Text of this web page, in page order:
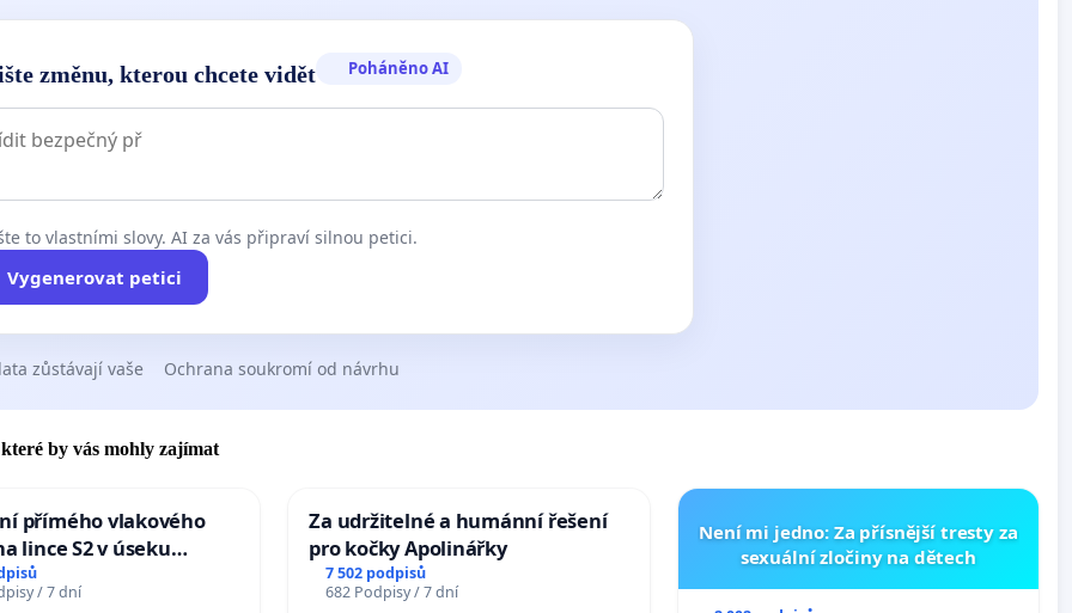
změnu, kterou chcete vidět Poháněno AI
to vlastními slovy. AI za vás připraví silnou petici.
Vygenerovat petici
zůstávají vaše Ochrana soukromí od návrhu
by vás mohly zajímat
přímého vlakového
lince S2 v úseku
Bohumín – Karviná –
/ 7 dní
Za udržitelné a humánní řešení
pro kočky Apolinářky
7 502 podpisů
682 Podpisy / 7 dní
Není mi jedno: Za přísnější tresty za
sexuální zločiny na dětech